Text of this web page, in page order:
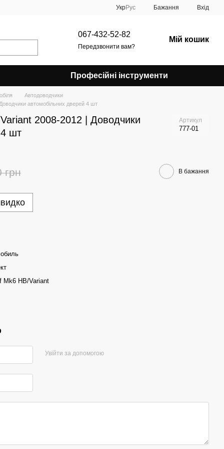
УкрРус Бажання Вхід
067-432-52-82
Передзвонити вам?
Мій кошик
Професійні інструменти
Автодоводчики
автомобільних дверей 4 шт
2008-2012 | Доводчики
4 шт
Артикул
777-01
грн В бажання
Mk6 HB/Variant
Увійти за допомогою